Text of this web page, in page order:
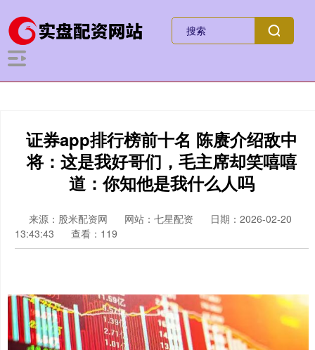
证券app排行榜前十名 陈赓介绍敌中
将：这是我好哥们，毛主席却笑嘻嘻
道：你知他是我什么人吗
来源：股米配资网 网站：七星配资
日期：2026-02-20
13:43:43
查看：119